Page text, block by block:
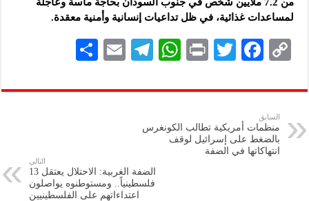
لمساعدات غذائية، في ظل تداعيات إنسانية وأمنية معقدة‌‏.‏
C
p
y
Li
n
F
eb
k
T
tt
P
nt
W
at
A
p
Te
gr
E
ai
ar
السابق
منظمات أمريكية تطالب الكونغرس
بالضغط على إسرائيل لوقف
انتهاكاتها في الضفة
التالي
الضفة الغربية: الاحتلال يعتقل 13
فلسطينياً.. ومستوطنوه يواصلون
اعتداءاتهم على الفلسطينيين